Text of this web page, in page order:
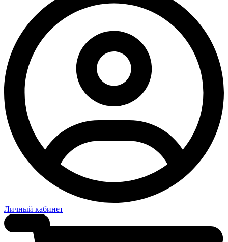
Личный кабинет